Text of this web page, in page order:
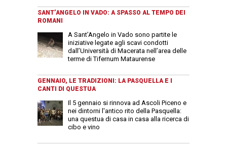
SANT’ANGELO IN VADO: A SPASSO AL TEMPO DEI
ROMANI
A Sant’Angelo in Vado sono partite le
iniziative legate agli scavi condotti
dall’Università di Macerata nell’area delle
terme di Tifernum Mataurense
GENNAIO, LE TRADIZIONI: LA PASQUELLA E I
CANTI DI QUESTUA
Il 5 gennaio si rinnova ad Ascoli Piceno e
nei dintorni l'antico rito della Pasquella:
una questua di casa in casa alla ricerca di
cibo e vino